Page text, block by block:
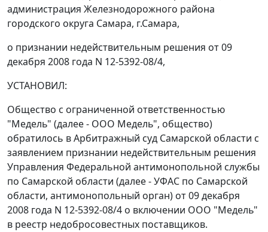
администрация Железнодорожного района
городского округа Самара, г.Самара,
о признании недействительным решения от 09
декабря 2008 года N 12-5392-08/4,
УСТАНОВИЛ:
Общество с ограниченной ответственностью
"Медель" (далее - ООО Медель", общество)
обратилось в Арбитражный суд Самарской области с
заявлением признании недействительным решения
Управления Федеральной антимонопольной службы
по Самарской области (далее - УФАС по Самарской
области, антимонопольный орган) от 09 декабря
2008 года N 12-5392-08/4 о включении ООО "Медель"
в реестр недобросовестных поставщиков.